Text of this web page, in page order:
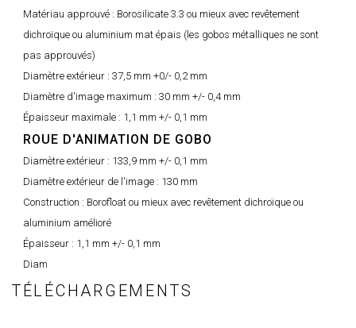
Matériau approuvé : Borosilicate 3.3 ou mieux avec revêtement
dichroïque ou aluminium mat épais (les gobos métalliques ne sont
pas approuvés)
Diamètre extérieur : 37,5 mm +0/- 0,2 mm
Diamètre d'image maximum : 30 mm +/- 0,4 mm
Épaisseur maximale : 1,1 mm +/- 0,1 mm
ROUE D'ANIMATION DE GOBO
Diamètre extérieur : 133,9 mm +/- 0,1 mm
Diamètre extérieur de l'image : 130 mm
Construction : Borofloat ou mieux avec revêtement dichroïque ou
aluminium amélioré
Épaisseur : 1,1 mm +/- 0,1 mm
Diam
TÉLÉCHARGEMENTS